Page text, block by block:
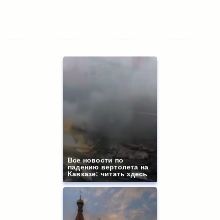
Все новости по
падению вертолета на
Кавказе: читать здесь